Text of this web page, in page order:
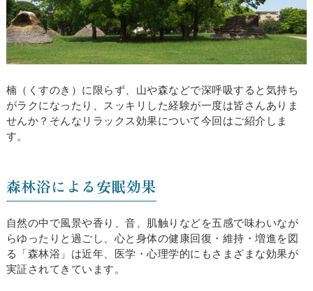
楠（くすのき）に限らず、山や森などで深呼吸すると気持ち
がラクになったり、スッキリした経験が一度は皆さんありま
せんか？そんなリラックス効果について今回はご紹介しま
す。
森林浴による安眠効果
自然の中で風景や香り、音、肌触りなどを五感で味わいなが
らゆったりと過ごし、心と身体の健康回復・維持・増進を図
る「森林浴」は近年、医学・心理学的にもさまざまな効果が
実証されてきています。